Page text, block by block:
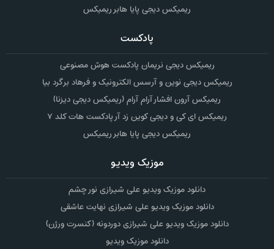
ریمیکس دیجی پایا هابر ریمیکس
پادکست
ریمیکس دیجی نریمان پادکست هوش مصنوعی
ریمیکس دیجی نوین و آرسس الکترونیک و فرهاد برگرد بیا
ریمیکس آرون افشار آرام آرام (ریمیکس دیجی دیزنا)
ریمیکس ای کی و دیجی کوین زد آر پادکست هات کلد ۷
ریمیکس دیجی پایا هابر ریمیکس
موزیک ویدیو
دانلود موزیک ویدیو علی شیرازی نور چشم
دانلود موزیک ویدیو علی شیرازی نهایت عاشقی
دانلود موزیک ویدیو علی شیرازی دوردونه (کنسرت ورژن)
دانلود موزیک ویدیو